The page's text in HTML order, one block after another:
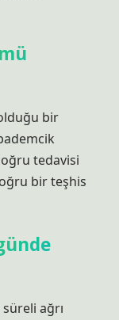
bir
tedavisi
bir teşhis
ağrı